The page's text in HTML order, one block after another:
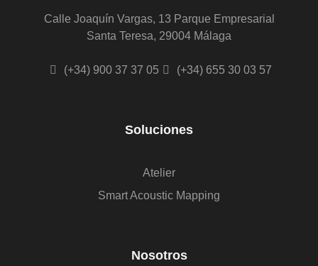
Calle Joaquín Vargas, 13 Parque Empresarial
Santa Teresa, 29004 Málaga
(+34) 900 37 37 05 (+34) 655 30 03 57
Soluciones
Atelier
Smart Acoustic Mapping
Nosotros